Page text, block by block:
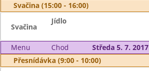
Svačina (15:00 - 16:00)
Svačina
Jídlo
Menu Chod
Středa 5. 7. 2017
Přesnídávka (9:00 - 10:00)